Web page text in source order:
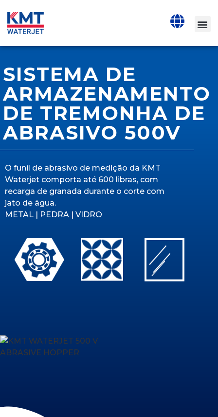
SISTEMA DE
ARMAZENAMENTO
DE TREMONHA DE
ABRASIVO 500V
O funil de abrasivo de medição da KMT
Waterjet comporta até 600 libras, com
recarga de granada durante o corte com
jato de água.
METAL | PEDRA | VIDRO